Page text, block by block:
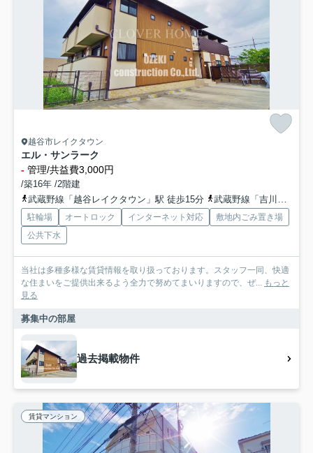
越谷市レイクタウン
エル・サンラーク
- 管理/共益費3,000円
/築16年 /2階建
武蔵野線「越谷レイクタウン」駅 徒歩15分
武蔵野線「吉川」駅 徒歩40分車8分 3.1km
駐輪場 オートロック インターネット対応
敷地内ごみ置き場
公共下水
当社は多種多様な賃貸情報を取り扱っております。スタッフ一同、快適
な住まいをご提供出来るよう全力で努めてまいりますので、ぜ... もっと
見る
募集中の部屋
過去掲載物件
賃貸マンション